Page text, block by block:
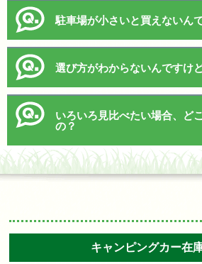
駐車場が小さいと買えないん
選び方がわからないんですけ
いろいろ見比べたい場合、ど
の？
キャンピングカー在